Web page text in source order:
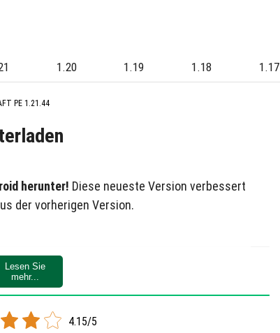
1.20 1.19 1.18 1.17
PE 1.21.44
herunter! Diese neueste Version verbessert
der vorherigen Version.
Konten.
auf all die aufregenden Funktionen, die Minecraft
Lesen Sie
mehr...
4.15/5